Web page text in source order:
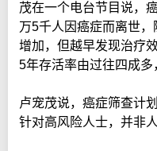
茂在一个电台节目说，
万5千人因癌症而离世
增加，但越早发现治疗
5年存活率由过往四成多
卢宠茂说，癌症筛查计
针对高风险人士，并非